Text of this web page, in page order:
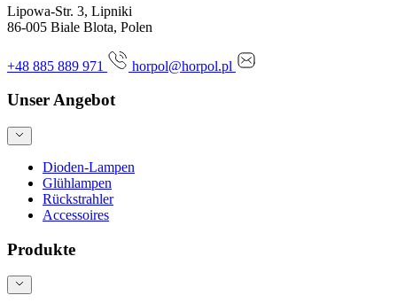
Lipowa-Str. 3, Lipniki
86-005 Biale Blota, Polen
+48 885 889 971 horpol@horpol.pl
Unser Angebot
Dioden-Lampen
Glühlampen
Rückstrahler
Accessoires
Produkte